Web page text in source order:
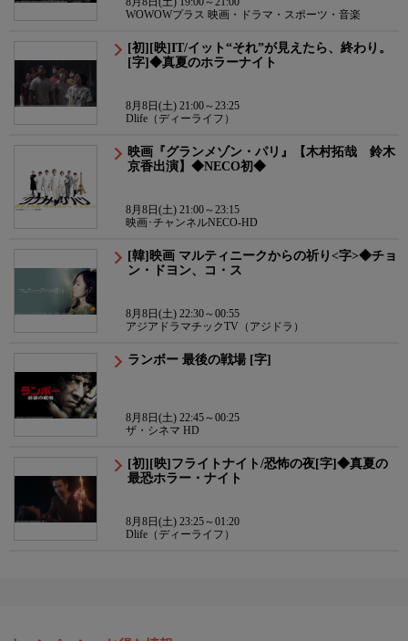
WOWOWプラス 映画・ドラマ・スポーツ・音楽
[初][映]IT/イット“それ”が見えたら、終わり。
[字]◆真夏のホラーナイト
8月8日(土) 21:00～23:25
Dlife（ディーライフ）
映画『グランメゾン・パリ』【木村拓哉 鈴木
京香出演】◆NECO初◆
8月8日(土) 21:00～23:15
映画･チャンネルNECO-HD
[韓]映画 マルティニークからの祈り<字>◆チョ
ン・ドヨン、コ・ス
8月8日(土) 22:30～00:55
アジアドラマチックTV（アジドラ）
ランボー 最後の戦場 [字]
8月8日(土) 22:45～00:25
ザ・シネマ HD
[初][映]フライトナイト/恐怖の夜[字]◆真夏の
最恐ホラー・ナイト
8月8日(土) 23:25～01:20
Dlife（ディーライフ）